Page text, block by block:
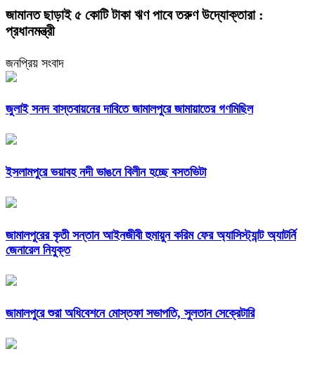
জামানত ছাড়াই ৫ কোটি টাকা ঋণ পাবে তরুণ উদ্যোক্তারা :
প্রধানমন্ত্রী
জনপ্রিয় সংবাদ
জুলাই সনদ বাস্তবায়নের দাবিতে জামালপুরে জামায়াতের গণমিছিল
ইসলামপুরে ভয়াবহ নদী ভাঙনে বিলীন হচ্ছে বসতভিটা
জামালপুরের কৃতী সন্তান আইনজীবী হুমায়ুন করিম ফের অ্যাসিস্ট্যান্ট অ্যাটর্নি
জেনারেল নিযুক্ত
জামালপুরে শুরা অধিবেশনে মোস্তফা সভাপতি, সুলতান সেক্রেটারি